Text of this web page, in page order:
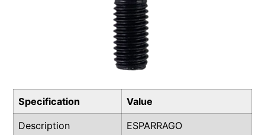
Specification Value
Description ESPARRAGO